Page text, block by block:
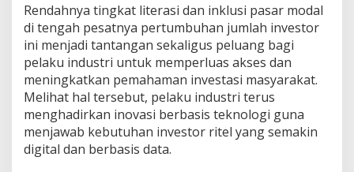
Rendahnya tingkat literasi dan inklusi pasar modal
di tengah pesatnya pertumbuhan jumlah investor
ini menjadi tantangan sekaligus peluang bagi
pelaku industri untuk memperluas akses dan
meningkatkan pemahaman investasi masyarakat.
Melihat hal tersebut, pelaku industri terus
menghadirkan inovasi berbasis teknologi guna
menjawab kebutuhan investor ritel yang semakin
digital dan berbasis data.